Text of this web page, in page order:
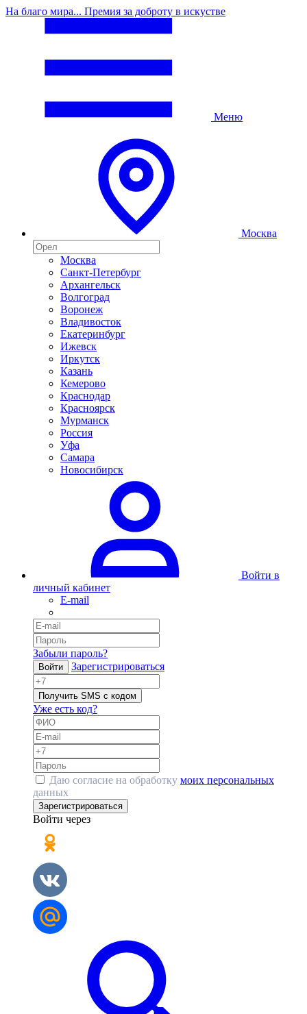
На благо мира... Премия за доброту в искустве
Меню
Москва
Москва
Санкт-Петербург
Архангельск
Волгоград
Воронеж
Владивосток
Екатеринбург
Ижевск
Иркутск
Казань
Кемерово
Краснодар
Красноярск
Мурманск
Россия
Уфа
Самара
Новосибирск
Войти в
личный кабинет
E-mail
Забыли пароль?
Войти Зарегистрироваться
Получить SMS с кодом
Уже есть код?
Даю согласие на обработку моих персональных
данных
Зарегистрироваться
Войти через